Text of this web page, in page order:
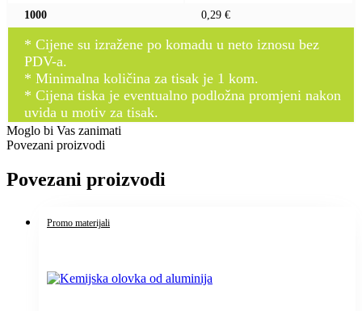
1000
0,29 €
* Cijene su izražene po komadu u neto iznosu bez
PDV-a.
* Minimalna količina za tisak je 1 kom.
* Cijena tiska je eventualno podložna promjeni nakon
uvida u motiv za tisak.
Moglo bi Vas zanimati
Povezani proizvodi
Povezani proizvodi
Promo materijali